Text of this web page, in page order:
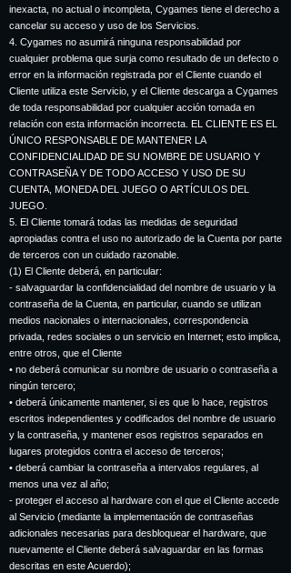
inexacta, no actual o incompleta, Cygames tiene el derecho a
cancelar su acceso y uso de los Servicios.
4. Cygames no asumirá ninguna responsabilidad por
cualquier problema que surja como resultado de un defecto o
error en la información registrada por el Cliente cuando el
Cliente utiliza este Servicio, y el Cliente descarga a Cygames
de toda responsabilidad por cualquier acción tomada en
relación con esta información incorrecta. EL CLIENTE ES EL
ÚNICO RESPONSABLE DE MANTENER LA
CONFIDENCIALIDAD DE SU NOMBRE DE USUARIO Y
CONTRASEÑA Y DE TODO ACCESO Y USO DE SU
CUENTA, MONEDA DEL JUEGO O ARTÍCULOS DEL
JUEGO.
5. El Cliente tomará todas las medidas de seguridad
apropiadas contra el uso no autorizado de la Cuenta por parte
de terceros con un cuidado razonable.
(1) El Cliente deberá, en particular:
- salvaguardar la confidencialidad del nombre de usuario y la
contraseña de la Cuenta, en particular, cuando se utilizan
medios nacionales o internacionales, correspondencia
privada, redes sociales o un servicio en Internet; esto implica,
entre otros, que el Cliente
• no deberá comunicar su nombre de usuario o contraseña a
ningún tercero;
• deberá únicamente mantener, si es que lo hace, registros
escritos independientes y codificados del nombre de usuario
y la contraseña, y mantener esos registros separados en
lugares protegidos contra el acceso de terceros;
• deberá cambiar la contraseña a intervalos regulares, al
menos una vez al año;
- proteger el acceso al hardware con el que el Cliente accede
al Servicio (mediante la implementación de contraseñas
adicionales necesarias para desbloquear el hardware, que
nuevamente el Cliente deberá salvaguardar en las formas
descritas en este Acuerdo);